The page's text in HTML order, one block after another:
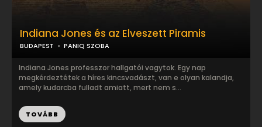
Indiana Jones és az Elveszett Piramis
BUDAPEST PANIQ SZOBA
Indiana Jones professzor hallgatói vagytok. Egy nap
megkérdeztétek a híres kincsvadászt, van e olyan kalandja,
amely kudarcba fulladt amiatt, mert nem s...
TOVÁBB